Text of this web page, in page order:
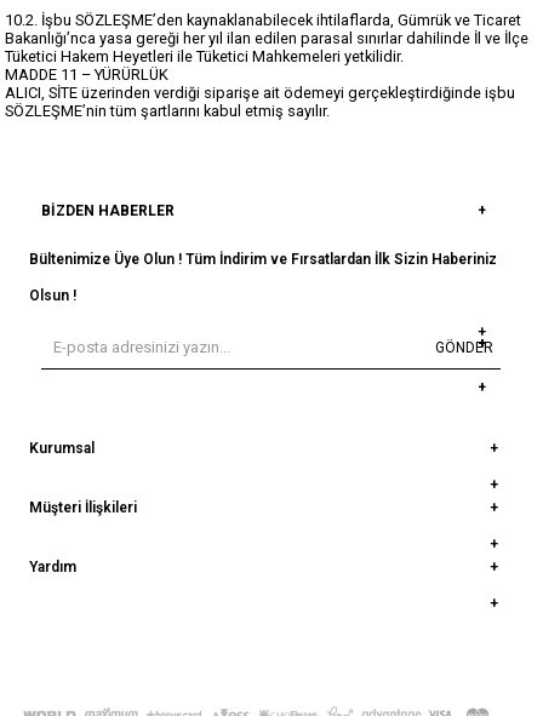
10.2. İşbu SÖZLEŞME’den kaynaklanabilecek ihtilaflarda, Gümrük ve Ticaret
Bakanlığı’nca yasa gereği her yıl ilan edilen parasal sınırlar dahilinde İl ve İlçe
Tüketici Hakem Heyetleri ile Tüketici Mahkemeleri yetkilidir.
MADDE 11 – YÜRÜRLÜK
ALICI, SİTE üzerinden verdiği siparişe ait ödemeyi gerçekleştirdiğinde işbu
SÖZLEŞME’nin tüm şartlarını kabul etmiş sayılır.
BIZDEN HABERLER
Bültenimize Üye Olun ! Tüm İndirim ve Fırsatlardan İlk Sizin Haberiniz
Olsun !
GÖNDER
Kurumsal
Müşteri İlişkileri
Yardım